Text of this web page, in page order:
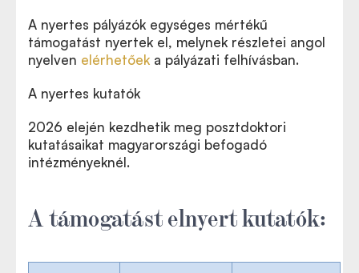
A nyertes pályázók egységes mértékű
támogatást nyertek el, melynek részletei angol
nyelven elérhetőek a pályázati felhívásban.
A nyertes kutatók
2026 elején kezdhetik meg posztdoktori
kutatásaikat magyarországi befogadó
intézményeknél.
A támogatást elnyert kutatók: